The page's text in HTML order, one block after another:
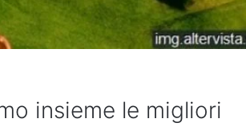
insieme le migliori